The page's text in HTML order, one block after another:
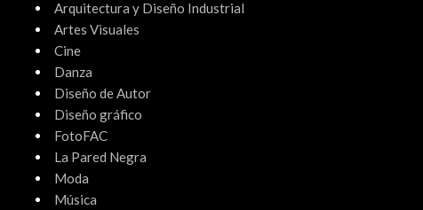
Arquitectura y Diseño Industrial
Artes Visuales
Cine
Danza
Diseño de Autor
Diseño gráfico
FotoFAC
La Pared Negra
Moda
Música